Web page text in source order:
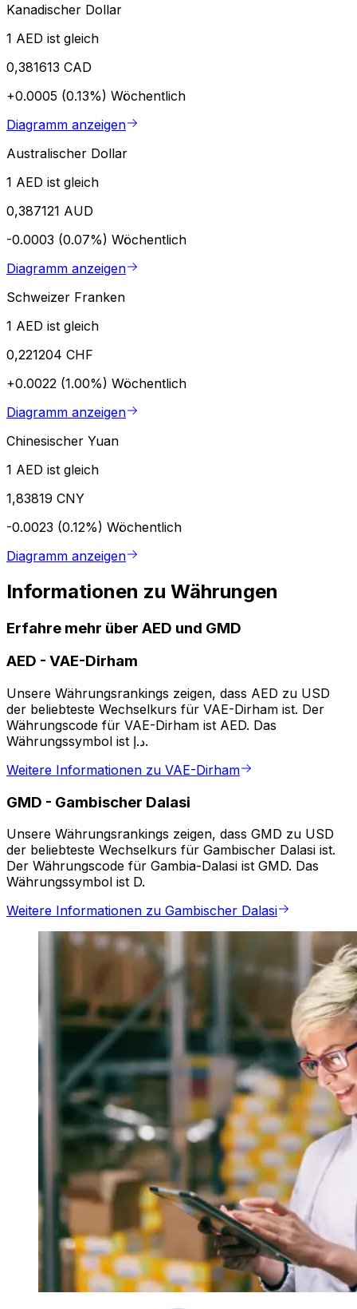
Kanadischer Dollar
1 AED ist gleich
0,381613 CAD
+0.0005 (0.13%) Wöchentlich
Diagramm anzeigen
Australischer Dollar
1 AED ist gleich
0,387121 AUD
-0.0003 (0.07%) Wöchentlich
Diagramm anzeigen
Schweizer Franken
1 AED ist gleich
0,221204 CHF
+0.0022 (1.00%) Wöchentlich
Diagramm anzeigen
Chinesischer Yuan
1 AED ist gleich
1,83819 CNY
-0.0023 (0.12%) Wöchentlich
Diagramm anzeigen
Informationen zu Währungen
Erfahre mehr über AED und GMD
AED - VAE-Dirham
Unsere Währungsrankings zeigen, dass AED zu USD
der beliebteste Wechselkurs für VAE-Dirham ist. Der
Währungscode für VAE-Dirham ist AED. Das
Währungssymbol ist د.إ.
Weitere Informationen zu VAE-Dirham
GMD - Gambischer Dalasi
Unsere Währungsrankings zeigen, dass GMD zu USD
der beliebteste Wechselkurs für Gambischer Dalasi ist.
Der Währungscode für Gambia-Dalasi ist GMD. Das
Währungssymbol ist D.
Weitere Informationen zu Gambischer Dalasi